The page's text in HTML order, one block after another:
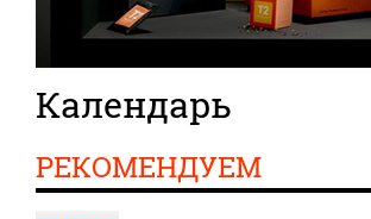
Календарь
РЕКОМЕНДУЕМ